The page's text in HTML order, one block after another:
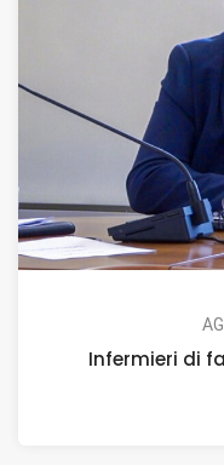
Infermieri di